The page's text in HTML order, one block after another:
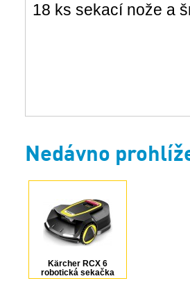
18 ks sekací nože a
Nedávno
Kärcher RCX 6
robotická sekačka
1.269-760.0